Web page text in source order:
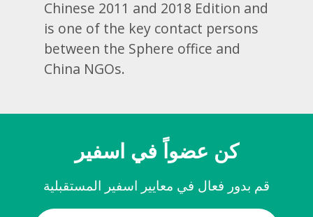
Chinese 2011 and 2018 Edition and
is one of the key contact persons
between the Sphere office and
China NGOs.
كن عضواً في اسفير
قم بدور فعال في معايير اسفير المستقبلية